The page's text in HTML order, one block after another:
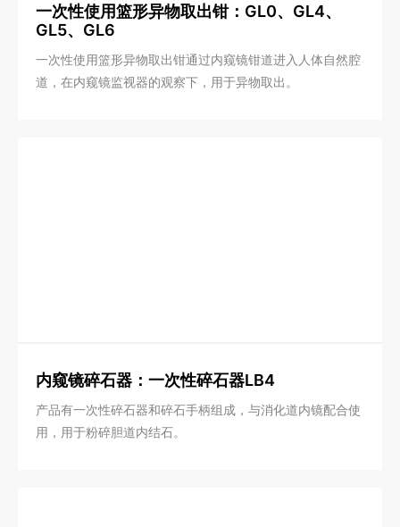
UNITED STATES
一次性使用篮形异物取出钳：GL0、GL4、
GL5、GL6
一次性使用篮形异物取出钳通过内窥镜钳道进入人体自然腔
道，在内窥镜监视器的观察下，用于异物取出。
内窥镜碎石器：一次性碎石器LB4
产品有一次性碎石器和碎石手柄组成，与消化道内镜配合使
用，用于粉碎胆道内结石。